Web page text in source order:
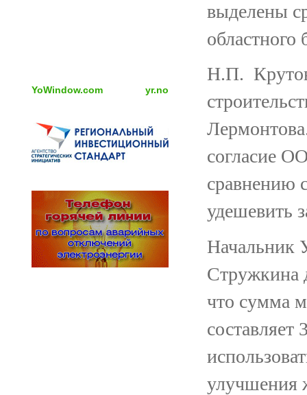
YoWindow.com yr.no
выделены
Н.П.
согласие
сравнению
удешевить
Начальник
Стружкина
что сумма
улучшения